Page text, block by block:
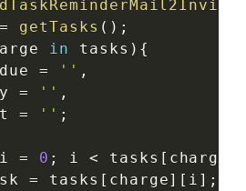
= getTasks ( ) ;
in tasks ) {
= '' ,
= '' ,
= '' ;
= 0 ; i < tasks [ charge
= tasks [ charge] [ i ] ;